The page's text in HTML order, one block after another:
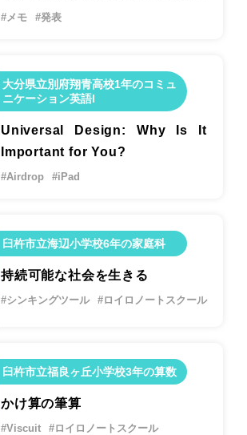
ための指導
#メモ #発表
大分県立別府翔青高校1年のコミュ
ニケーション英語I
Universal Design: Why Is It
Important for You?
#Airdrop #iPad
臼杵市立海辺小学校6年の家庭科
持続可能な社会を生きる
#シンキングツール #ロイロノートスクール
臼杵市立福良ヶ丘小学校3年の算数
かけ算の筆算
#Viscuit #ロイロノートスクール